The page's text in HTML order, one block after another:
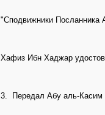
"Сподвижники Посланника
Хафиз Ибн Хаджар
3. Передал Абу аль-Касим